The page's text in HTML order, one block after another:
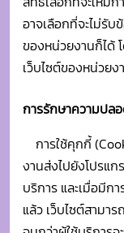
การใช้คุกกี้
งานส่งไปยังโปรแก
บริการ และเมื่อมีก
แล้ว เว็บไซต์สามา
จนกว่าผู้ใช้บริการ
“คุกกี้” นั้นออกไป
หากท่านเลือกใช้
มากขึ้นในการท่อง
เว็บไซต์ที่ท่านเคย
จะนำข้อมูลจาก “คุ